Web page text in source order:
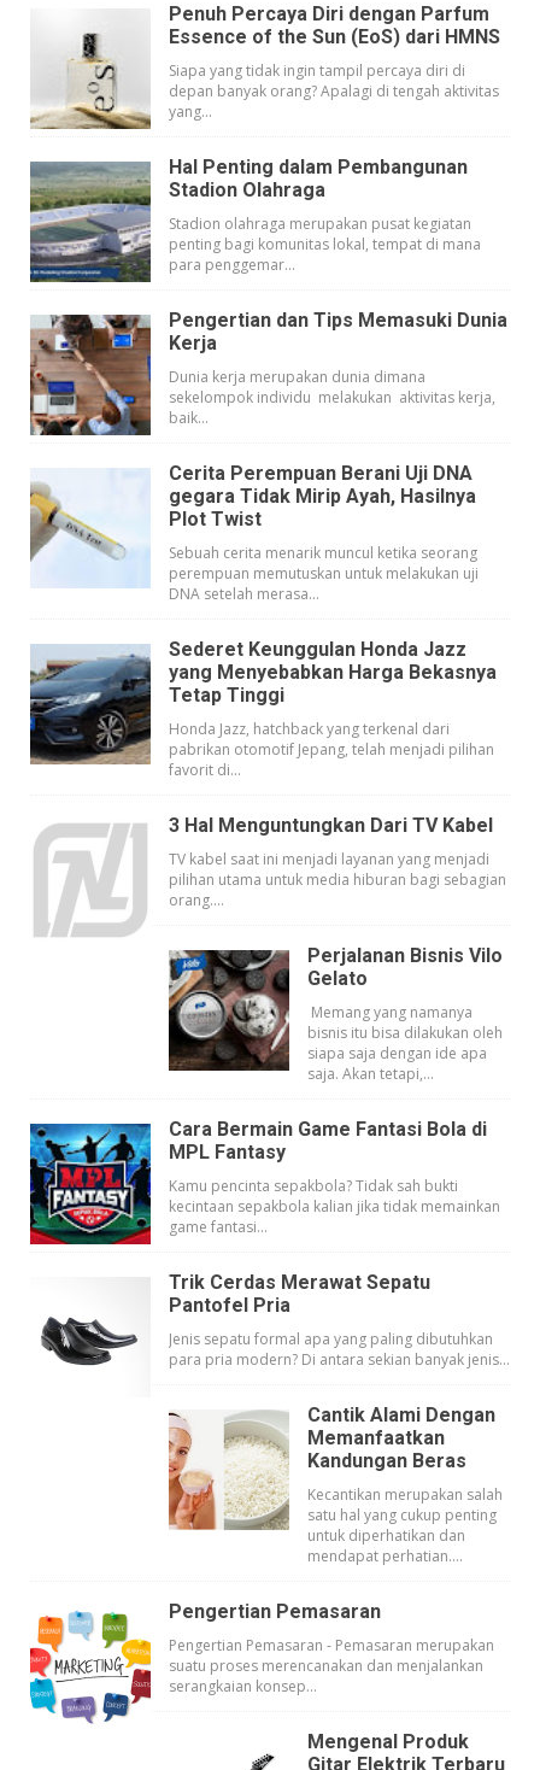
KONTAK
CATEGORIES▼
KESEHATAN
LIFESTYLE
PENDIDIKAN
EKONOMI
OLAHRAGA
ISLAM
LINKS
Penuh Percaya Diri dengan Parfum
Essence of the Sun (EoS) dari HMNS
Siapa yang tidak ingin tampil percaya diri di
depan banyak orang? Apalagi di tengah aktivitas
yang...
Hal Penting dalam Pembangunan
Stadion Olahraga
Stadion olahraga merupakan pusat kegiatan
penting bagi komunitas lokal, tempat di mana
para penggemar...
Pengertian dan Tips Memasuki Dunia
Kerja
Dunia kerja merupakan dunia dimana
sekelompok individu melakukan aktivitas kerja,
baik...
Cerita Perempuan Berani Uji DNA
gegara Tidak Mirip Ayah, Hasilnya
Plot Twist
Sebuah cerita menarik muncul ketika seorang
perempuan memutuskan untuk melakukan uji
DNA setelah merasa...
Sederet Keunggulan Honda Jazz
yang Menyebabkan Harga Bekasnya
Tetap Tinggi
Honda Jazz, hatchback yang terkenal dari
pabrikan otomotif Jepang, telah menjadi pilihan
favorit di...
3 Hal Menguntungkan Dari TV Kabel
TV kabel saat ini menjadi layanan yang menjadi
pilihan utama untuk media hiburan bagi sebagian
orang....
Perjalanan Bisnis Vilo
Gelato
Memang yang namanya
bisnis itu bisa dilakukan oleh
siapa saja dengan ide apa
saja. Akan tetapi,...
Cara Bermain Game Fantasi Bola di
MPL Fantasy
Kamu pencinta sepakbola? Tidak sah bukti
kecintaan sepakbola kalian jika tidak memainkan
game fantasi...
Trik Cerdas Merawat Sepatu
Pantofel Pria
Jenis sepatu formal apa yang paling dibutuhkan
para pria modern? Di antara sekian banyak jenis...
Cantik Alami Dengan
Memanfaatkan
Kandungan Beras
Kecantikan merupakan salah
satu hal yang cukup penting
untuk diperhatikan dan
mendapat perhatian....
Pengertian Pemasaran
Pengertian Pemasaran - Pemasaran merupakan
suatu proses merencanakan dan menjalankan
serangkaian konsep...
Mengenal Produk
Gitar Elektrik Terbaru